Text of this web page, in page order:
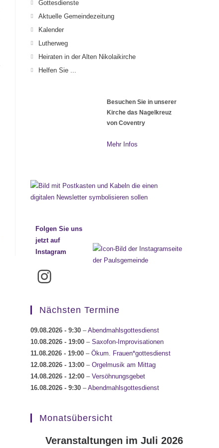
Gottesdienste
Aktuelle Gemeindezeitung
Kalender
Lutherweg
Heiraten in der Alten Nikolaikirche
Helfen Sie ...
Besuchen Sie in unserer
Kirche das Nagelkreuz
von Coventry
Mehr Infos
Folgen Sie uns
jetzt auf
Instagram
Instagram
Nächsten Termine
09.08.2026 - 9:30 –Abendmahlsgottesdienst
10.08.2026 - 19:00 – Saxofon-Improvisationen
11.08.2026 - 19:00 – Ökum. Frauen*gottesdienst
12.08.2026 - 13:00 – Orgelmusik am Mittag
14.08.2026 - 12:00 – Versöhnungsgebet
16.08.2026 - 9:30 –Abendmahlsgottesdienst
Monatsübersicht
Veranstaltungen im Juli 2026